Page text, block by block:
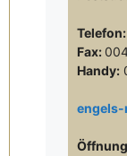
Telefon:
Fax:
Handy:
engels-